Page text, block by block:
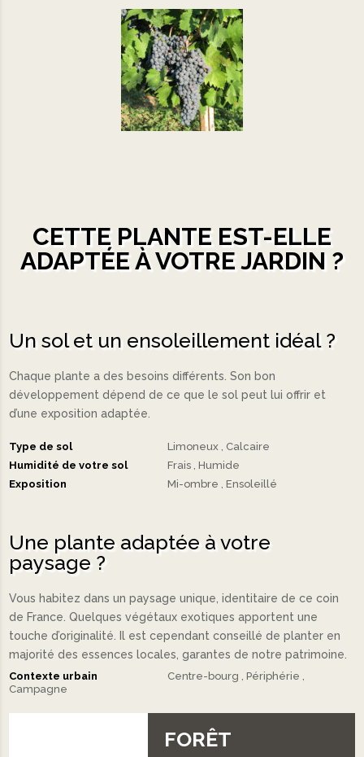
CETTE PLANTE EST-ELLE
ADAPTÉE À VOTRE JARDIN ?
Un sol et un ensoleillement idéal ?
Chaque plante a des besoins différents. Son bon
développement dépend de ce que le sol peut lui offrir et
d’une exposition adaptée.
Type de sol Limoneux
Calcaire
Humidité de votre sol
Frais Humide
Exposition
Mi-ombre Ensoleillé
Une plante adaptée à votre
paysage ?
Vous habitez dans un paysage unique, identitaire de ce coin
de France. Quelques végétaux exotiques apportent une
touche d’originalité. Il est cependant conseillé de planter en
majorité des essences locales, garantes de notre patrimoine.
Contexte urbain Centre-bourg
Périphérie
Campagne